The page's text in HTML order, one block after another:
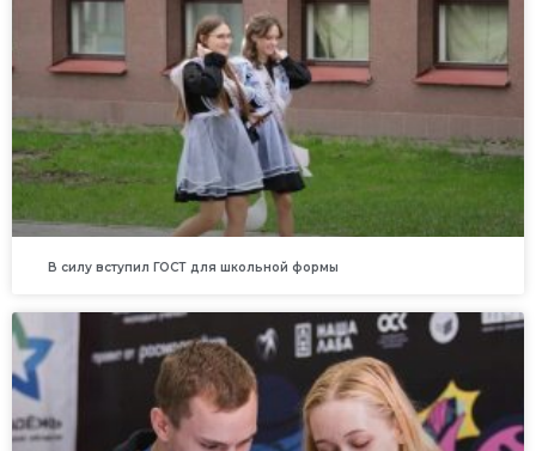
В силу вступил ГОСТ для школьной формы